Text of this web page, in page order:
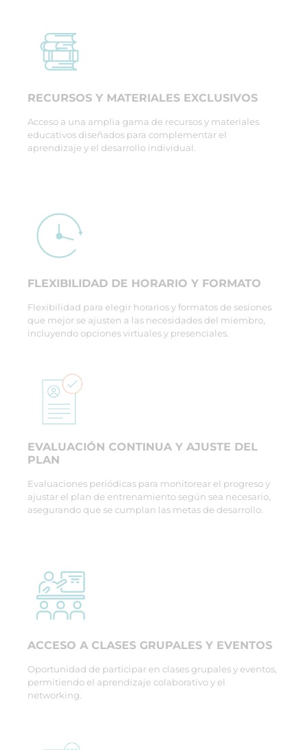
RECURSOS Y MATERIALES EXCLUSIVOS
Acceso a una amplia gama de recursos y materiales
educativos diseñados para complementar el
aprendizaje y el desarrollo individual.
FLEXIBILIDAD DE HORARIO Y FORMATO
Flexibilidad para elegir horarios y formatos de sesiones
que mejor se ajusten a las necesidades del miembro,
incluyendo opciones virtuales y presenciales.
EVALUACIÓN CONTINUA Y AJUSTE DEL
PLAN
Evaluaciones periódicas para monitorear el progreso y
ajustar el plan de entrenamiento según sea necesario,
asegurando que se cumplan las metas de desarrollo.
ACCESO A CLASES GRUPALES Y EVENTOS
Oportunidad de participar en clases grupales y eventos,
permitiendo el aprendizaje colaborativo y el
networking.